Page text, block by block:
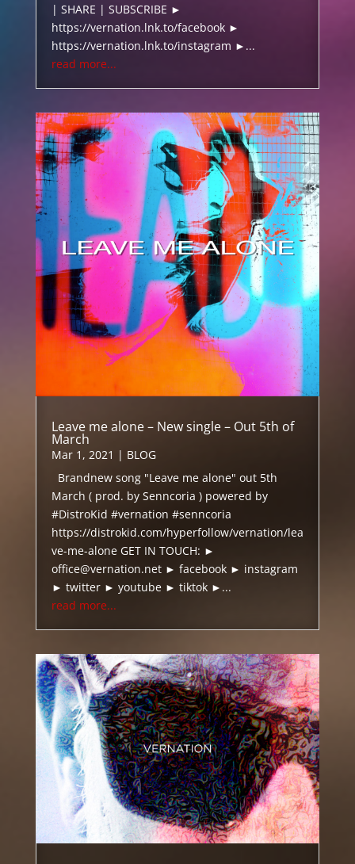
| SHARE | SUBSCRIBE ►
https://vernation.lnk.to/facebook ►
https://vernation.lnk.to/instagram ►...
read more...
Leave me alone – New single – Out 5th of
March
Mar 1, 2021 | BLOG
Brandnew song "Leave me alone" out 5th
March ( prod. by Senncoria ) powered by
#DistroKid #vernation #senncoria
https://distrokid.com/hyperfollow/vernation/lea
ve-me-alone GET IN TOUCH: ►
office@vernation.net ► facebook ► instagram
► twitter ► youtube ► tiktok ►...
read more...